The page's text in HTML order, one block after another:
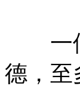
一個
德，至